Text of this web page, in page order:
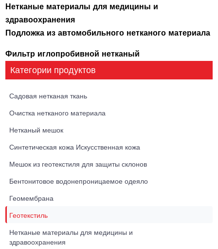
Нетканые материалы для медицины и
здравоохранения
Подложка из автомобильного нетканого материала
Фильтр иглопробивной нетканый
Категории продуктов
Садовая нетканая ткань
Очистка нетканого материала
Нетканый мешок
Синтетическая кожа Искусственная кожа
Мешок из геотекстиля для защиты склонов
Бентонитовое водонепроницаемое одеяло
Геомембрана
Геотекстиль
Нетканые материалы для медицины и
здравоохранения